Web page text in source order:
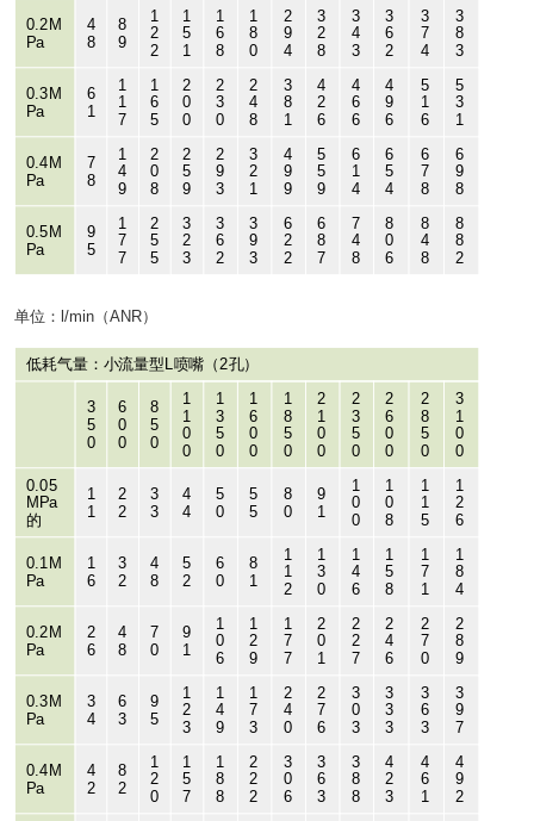
0.2M
Pa
4
8
8
9
1
2
2
1
5
1
1
6
8
1
8
0
2
9
4
3
2
8
3
4
3
3
6
2
3
7
4
3
8
3
0.3M
Pa
6
1
1
1
7
1
6
5
2
0
0
2
3
0
2
4
8
3
8
1
4
2
6
4
6
6
4
9
6
5
1
6
5
3
1
0.4M
Pa
7
8
1
4
9
2
0
8
2
5
9
2
9
3
3
2
1
4
9
9
5
5
9
6
1
4
6
5
4
6
7
8
6
9
8
0.5M
Pa
9
5
1
7
7
2
5
5
3
2
3
3
6
2
3
9
3
6
2
2
6
8
7
7
4
8
8
0
6
8
4
8
8
8
2
单位：l/min（ANR）
低耗气量：小流量型L喷嘴（2孔）
3
5
0
6
0
0
8
5
0
1
1
0
0
1
3
5
0
1
6
0
0
1
8
5
0
2
1
0
0
2
3
5
0
2
6
0
0
2
8
5
0
3
1
0
0
0.05
MPa
的
1
1
2
2
3
3
4
4
5
0
5
5
8
0
9
1
1
0
0
1
0
8
1
1
5
1
2
6
0.1M
Pa
1
6
3
2
4
8
5
2
6
0
8
1
1
1
2
1
3
0
1
4
6
1
5
8
1
7
1
1
8
4
0.2M
Pa
2
6
4
8
7
0
9
1
1
0
6
1
2
9
1
7
7
2
0
1
2
2
7
2
4
6
2
7
0
2
8
9
0.3M
Pa
3
4
6
3
9
5
1
2
3
1
4
9
1
7
3
2
4
0
2
7
6
3
0
3
3
3
3
3
6
3
3
9
7
0.4M
Pa
4
2
8
2
1
2
0
1
5
7
1
8
8
2
2
2
3
0
6
3
6
3
3
8
8
4
2
3
4
6
1
4
9
2